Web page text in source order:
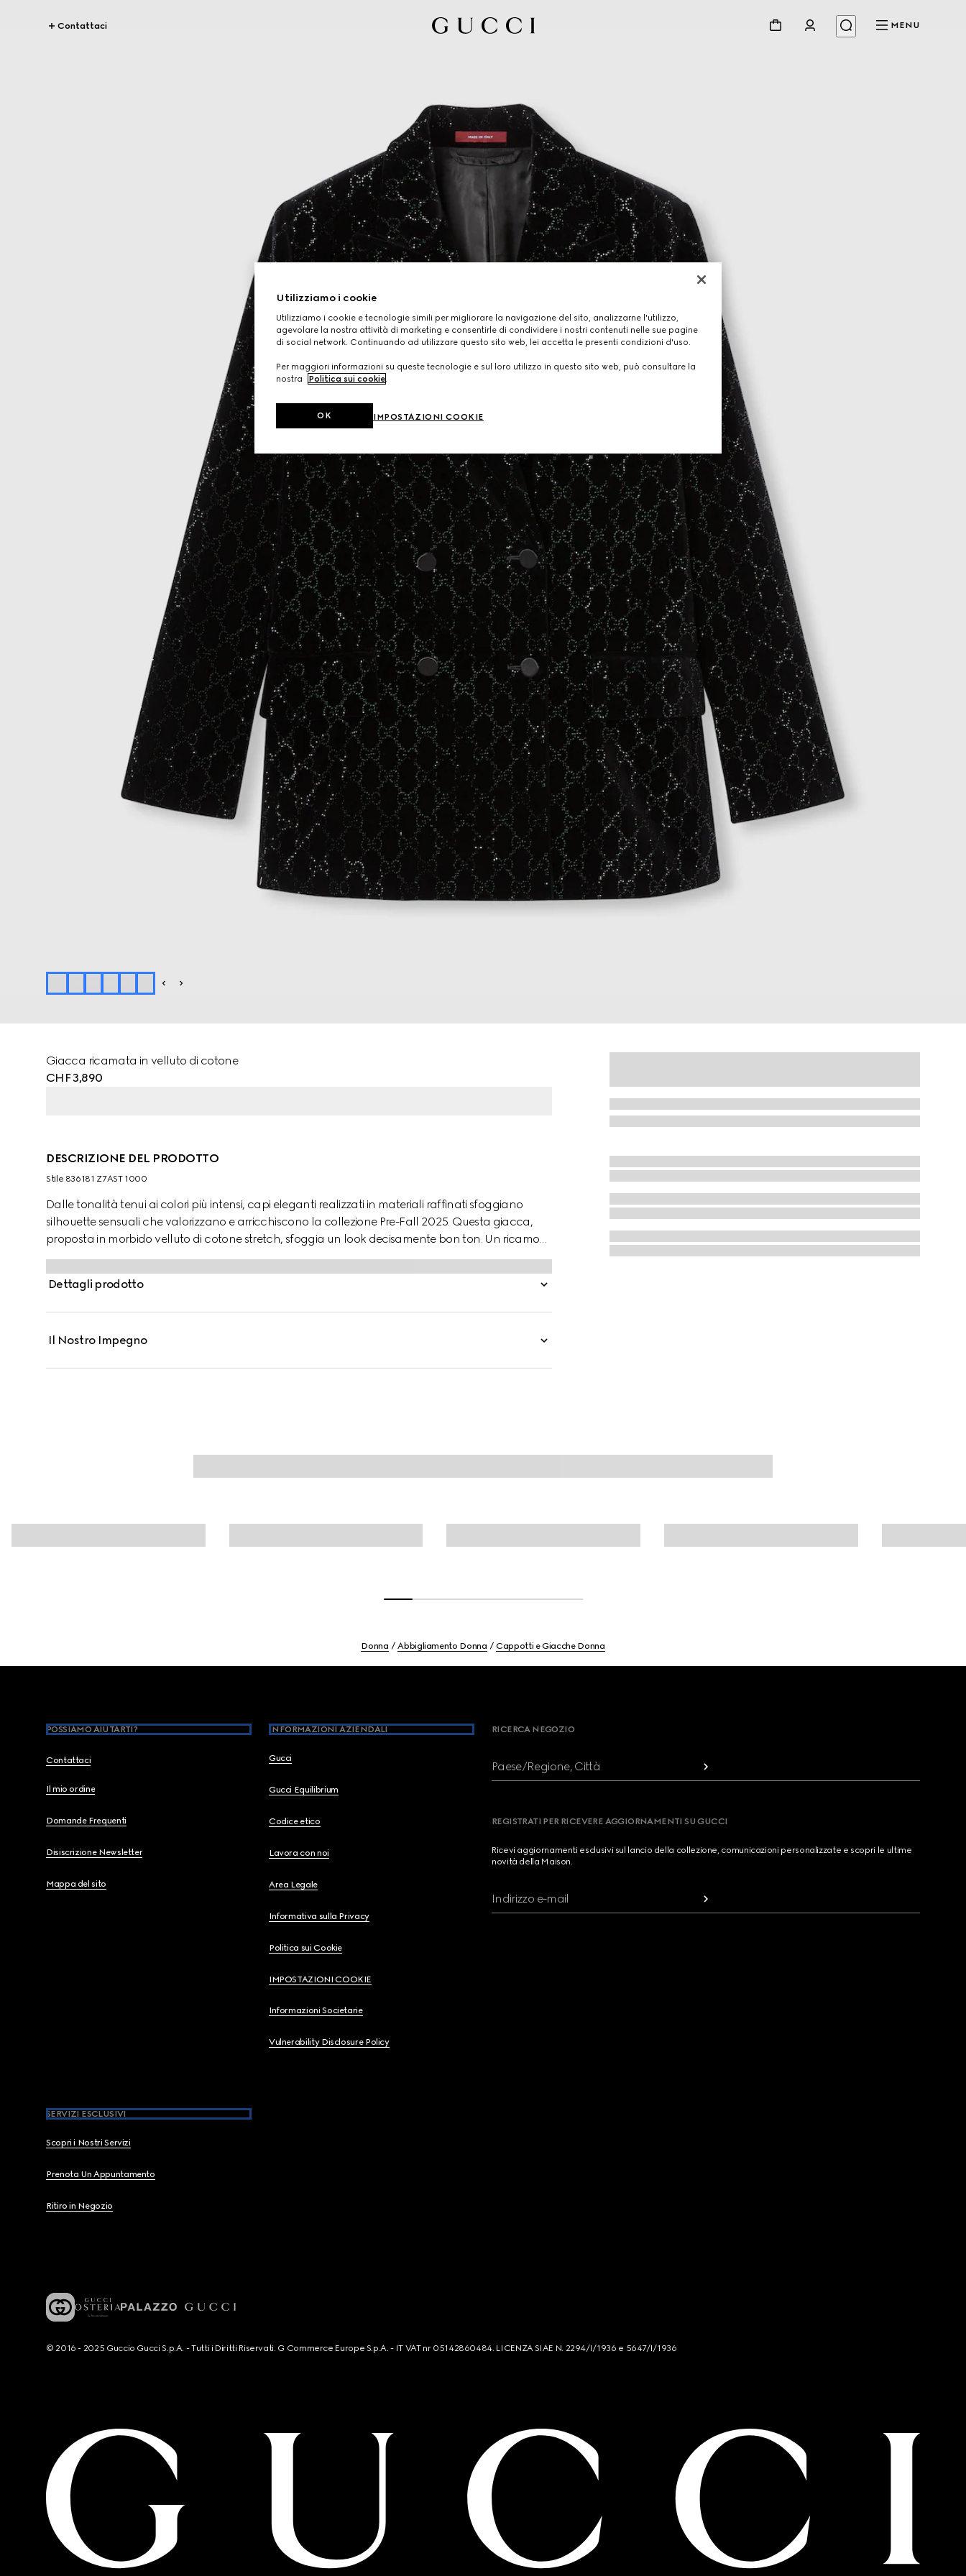
Contattaci MENU
Giacca ricamata in velluto di cotone
CHF 3,890
DESCRIZIONE DEL PRODOTTO
Stile ‎836181 Z7AST 1000
Dalle tonalità tenui ai colori più intensi, capi eleganti realizzati in materiali raffinati sfoggiano
silhouette sensuali che valorizzano e arricchiscono la collezione Pre-Fall 2025. Questa giacca,
proposta in morbido velluto di cotone stretch, sfoggia un look decisamente bon ton. Un ricamo
GG con cristalli all over completa la silhouette.
Dettagli prodotto
Il Nostro Impegno
Donna Abbigliamento Donna Cappotti e Giacche Donna
POSSIAMO AIUTARTI?
Contattaci
Il mio ordine
Domande Frequenti
Disiscrizione Newsletter
Mappa del sito
INFORMAZIONI AZIENDALI
Gucci
Gucci Equilibrium
Codice etico
Lavora con noi
Area Legale
Informativa sulla Privacy
Politica sui Cookie
IMPOSTAZIONI COOKIE
Informazioni Societarie
Vulnerability Disclosure Policy
SERVIZI ESCLUSIVI
Scopri i Nostri Servizi
Prenota Un Appuntamento
Ritiro in Negozio
RICERCA NEGOZIO
Paese/Regione, Città
REGISTRATI PER RICEVERE AGGIORNAMENTI SU GUCCI
Ricevi aggiornamenti esclusivi sul lancio della collezione, comunicazioni personalizzate e scopri le ultime
novità della Maison.
Indirizzo e-mail
© 2016 - 2025 Guccio Gucci S.p.A. - Tutti i Diritti Riservati. G Commerce Europe S.p.A. - IT VAT nr 05142860484. LICENZA SIAE N. 2294/I/1936 e 5647/I/1936
Utilizziamo i cookie
Utilizziamo i cookie e tecnologie simili per migliorare la navigazione del sito, analizzarne l'utilizzo,
agevolare la nostra attività di marketing e consentirle di condividere i nostri contenuti nelle sue pagine
di social network. Continuando ad utilizzare questo sito web, lei accetta le presenti condizioni d'uso.
Per maggiori informazioni su queste tecnologie e sul loro utilizzo in questo sito web, può consultare la
nostra
Politica sui cookie.
IMPOSTAZIONI COOKIE
OK